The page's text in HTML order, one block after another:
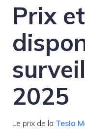
Prix et
2025
Le prix de la Tesla